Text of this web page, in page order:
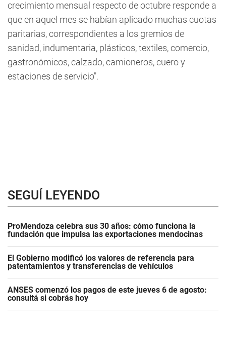
crecimiento mensual respecto de octubre responde a
que en aquel mes se habían aplicado muchas cuotas
paritarias, correspondientes a los gremios de
sanidad, indumentaria, plásticos, textiles, comercio,
gastronómicos, calzado, camioneros, cuero y
estaciones de servicio".
SEGUÍ LEYENDO
ProMendoza celebra sus 30 años: cómo funciona la
fundación que impulsa las exportaciones mendocinas
El Gobierno modificó los valores de referencia para
patentamientos y transferencias de vehículos
ANSES comenzó los pagos de este jueves 6 de agosto:
consultá si cobrás hoy